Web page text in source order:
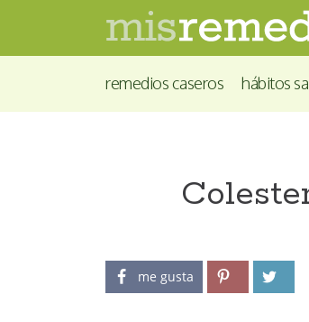
remedios caseros hábitos
me gusta